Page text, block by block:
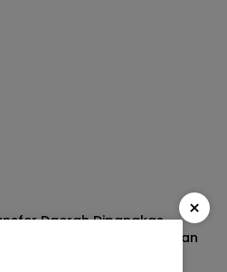
Daerah Dipangkas,
Jateng Pastikan Gaji ASN dan
×